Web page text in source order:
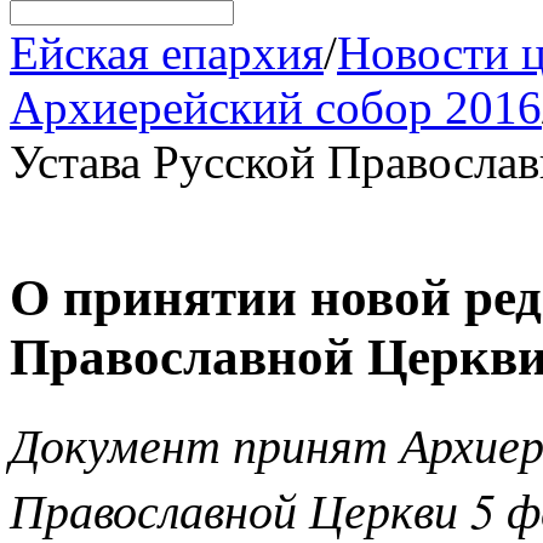
Ейская епархия/Новости
Архиерейский собор 2016
Устава Русской
О принятии новой
Православной
Документ принят
Православной Церкви 5